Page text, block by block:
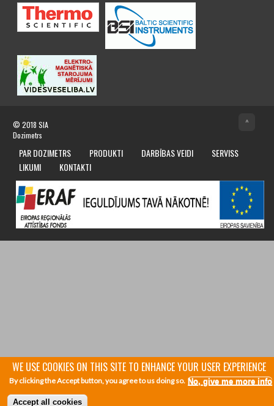
© 2018 SIA
Dozimetrs
^
PAR DOZIMETRS PRODUKTI DARBĪBAS VEIDI
SERVISS
LIKUMI
KONTAKTI
WE USE COOKIES ON THIS SITE TO ENHANCE YOUR USER EXPERIENCE
By clicking the Accept button, you agree to us doing so. No, give me more info
Accept all cookies